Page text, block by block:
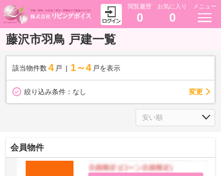
閲覧履歴
0
お気に入り
0
メニュー
藤沢市羽鳥 戸建一覧
該当物件数 4 戸 1～4 戸を表示
絞り込み条件： なし 変更
会員物件